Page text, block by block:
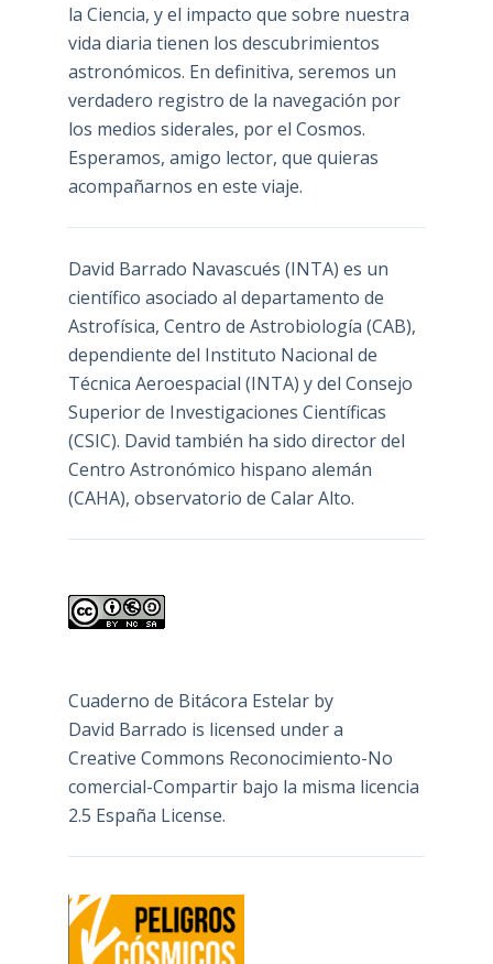
la Ciencia, y el impacto que sobre nuestra
vida diaria tienen los descubrimientos
astronómicos. En definitiva, seremos un
verdadero registro de la navegación por
los medios siderales, por el Cosmos.
Esperamos, amigo lector, que quieras
acompañarnos en este viaje.
David Barrado Navascués (INTA) es un
científico asociado al departamento de
Astrofísica, Centro de Astrobiología (CAB),
dependiente del Instituto Nacional de
Técnica Aeroespacial (INTA) y del Consejo
Superior de Investigaciones Científicas
(CSIC). David también ha sido director del
Centro Astronómico hispano alemán
(CAHA), observatorio de Calar Alto.
Cuaderno de Bitácora Estelarby
David Barrado is licensed under a
Creative Commons Reconocimiento-No
comercial-Compartir bajo la misma licencia
2.5 España License.